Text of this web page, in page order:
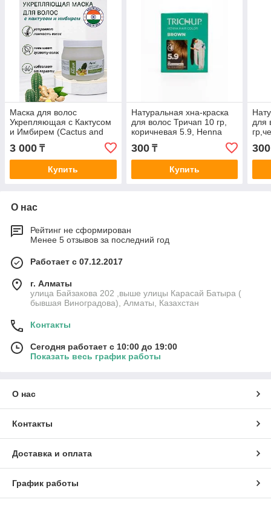
Маска для волос
Укрепляющая с Кактусом
и Имбирем (Cactus and
Ginger Hair Mask) Ayusri,
500 г
3 000 ₸
Купить
Натуральная хна-краска
для волос Тричап 10 гр,
коричневая 5.9, Henna
Hair Color Brown Trichup
300₸
Купить
для
300
О нас
Рейтинг не сформирован
Менее 5 отзывов за последний год
Работает с 07.12.2017
г. Алматы
улица Байзакова 202 ,выше улицы Карасай Батыра (
бывшая Виноградова), Алматы, Казахстан
Контакты
Сегодня работает с 10:00 до 19:00
Показать весь график работы
О нас
Контакты
Доставка и оплата
График работы